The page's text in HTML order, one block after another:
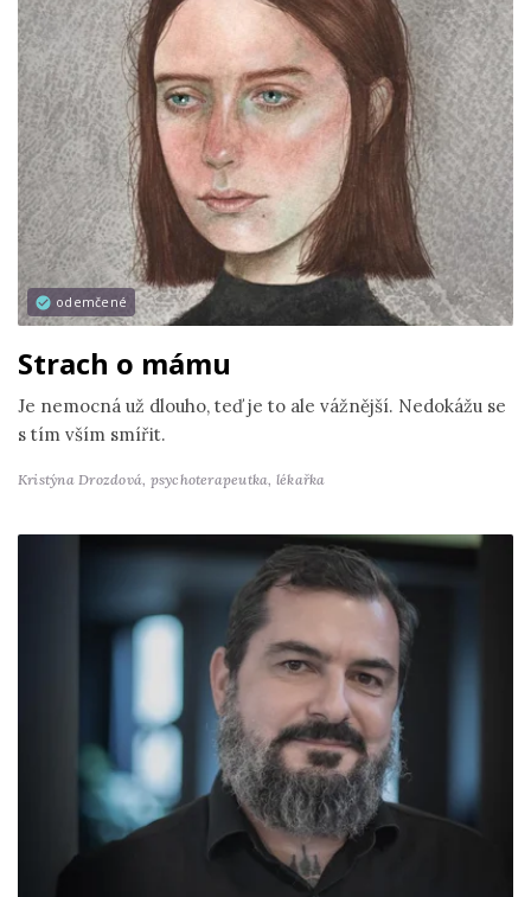
odemčené
Strach o mámu
Je nemocná už dlouho, teď je to ale vážnější. Nedokážu se
s tím vším smířit.
Kristýna Drozdová, psychoterapeutka, lékařka